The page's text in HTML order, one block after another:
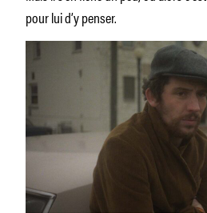
pour lui d’y penser.